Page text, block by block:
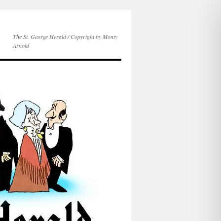
The St. George Herald / Copyright by Monty
Arnold